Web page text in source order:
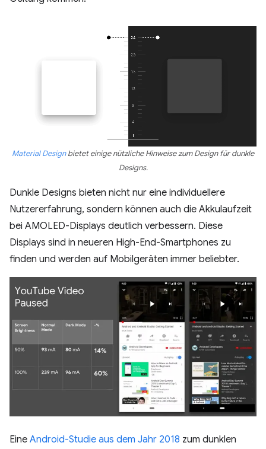
Material Designbietet einige nützliche Hinweise zum Design für dunkle
Designs.
Dunkle Designs bieten nicht nur eine individuellere
Nutzererfahrung, sondern können auch die Akkulaufzeit
bei AMOLED-Displays deutlich verbessern. Diese
Displays sind in neueren High-End-Smartphones zu
finden und werden auf Mobilgeräten immer beliebter.
Eine Android-Studie aus dem Jahr 2018 zum dunklen